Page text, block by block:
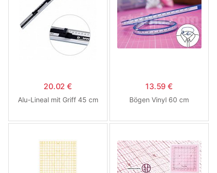
20.02 €
Alu-Lineal mit Griff 45 cm
13.59 €
Bögen Vinyl 60 cm